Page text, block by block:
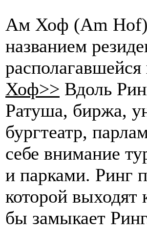
Ам Хоф (Am Hof)
названием
Хоф>> Вдоль
Ратуша, биржа,
бургтеатр,
себе внимание
и парками. Ринг
которой выходят
бы замыкает